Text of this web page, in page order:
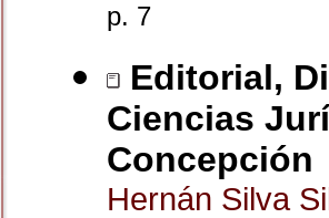
p. 7
Editorial,
Ciencias
Concepción
Hernán Silva